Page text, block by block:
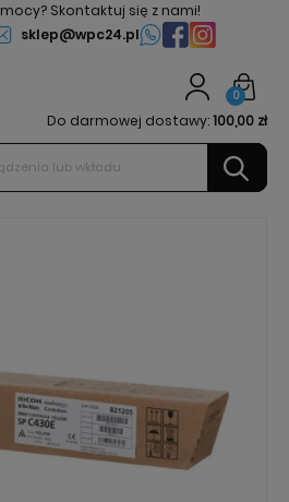
Skontaktuj się z nami!
sklep@wpc24.pl
0
Do darmowej dostawy:100,00 zł